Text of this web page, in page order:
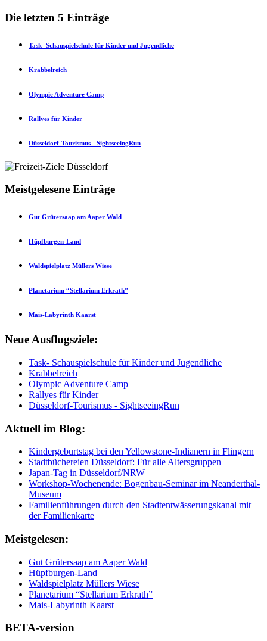
Die letzten 5 Einträge
Task- Schauspielschule für Kinder und Jugendliche
Krabbelreich
Olympic Adventure Camp
Rallyes für Kinder
Düsseldorf-Tourismus - SightseeingRun
Meistgelesene Einträge
Gut Grütersaap am Aaper Wald
Hüpfburgen-Land
Waldspielplatz Müllers Wiese
Planetarium “Stellarium Erkrath”
Mais-Labyrinth Kaarst
Neue Ausflugsziele:
Task- Schauspielschule für Kinder und Jugendliche
Krabbelreich
Olympic Adventure Camp
Rallyes für Kinder
Düsseldorf-Tourismus - SightseeingRun
Aktuell im Blog:
Kindergeburtstag bei den Yellowstone-Indianern in Flingern
Stadtbüchereien Düsseldorf: Für alle Altersgruppen
Japan-Tag in Düsseldorf/NRW
Workshop-Wochenende: Bogenbau-Seminar im Neanderthal-
Museum
Familienführungen durch den Stadtentwässerungskanal mit
der Familienkarte
Meistgelesen:
Gut Grütersaap am Aaper Wald
Hüpfburgen-Land
Waldspielplatz Müllers Wiese
Planetarium “Stellarium Erkrath”
Mais-Labyrinth Kaarst
BETA-version